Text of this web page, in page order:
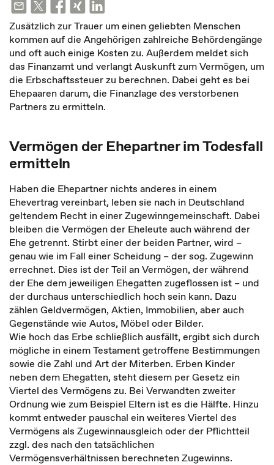
Zusätzlich zur Trauer um einen geliebten Menschen
kommen auf die Angehörigen zahlreiche Behördengänge
und oft auch einige Kosten zu. Außerdem meldet sich
das Finanzamt und verlangt Auskunft zum Vermögen, um
die Erbschaftssteuer zu berechnen. Dabei geht es bei
Ehepaaren darum, die Finanzlage des verstorbenen
Partners zu ermitteln.
Vermögen der Ehepartner im Todesfall
ermitteln
Haben die Ehepartner nichts anderes in einem
Ehevertrag vereinbart, leben sie nach in Deutschland
geltendem Recht in einer Zugewinngemeinschaft. Dabei
bleiben die Vermögen der Eheleute auch während der
Ehe getrennt. Stirbt einer der beiden Partner, wird –
genau wie im Fall einer Scheidung – der sog. Zugewinn
errechnet. Dies ist der Teil an Vermögen, der während
der Ehe dem jeweiligen Ehegatten zugeflossen ist – und
der durchaus unterschiedlich hoch sein kann. Dazu
zählen Geldvermögen, Aktien, Immobilien, aber auch
Gegenstände wie Autos, Möbel oder Bilder.
Wie hoch das Erbe schließlich ausfällt, ergibt sich durch
mögliche in einem Testament getroffene Bestimmungen
sowie die Zahl und Art der Miterben. Erben Kinder
neben dem Ehegatten, steht diesem per Gesetz ein
Viertel des Vermögens zu. Bei Verwandten zweiter
Ordnung wie zum Beispiel Eltern ist es die Hälfte. Hinzu
kommt entweder pauschal ein weiteres Viertel des
Vermögens als Zugewinnausgleich oder der Pflichtteil
zzgl. des nach den tatsächlichen
Vermögensverhältnissen berechneten Zugewinns.